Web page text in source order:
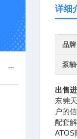
详细
品牌
泵
出售
东莞
户的
配套
ATOS